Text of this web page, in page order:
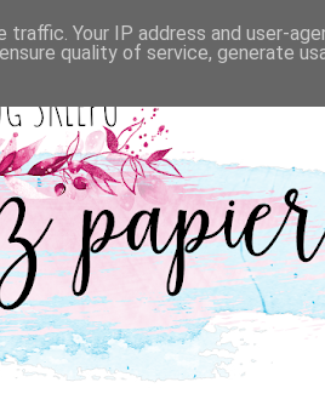
Your IP address and user-
quality of service, generate